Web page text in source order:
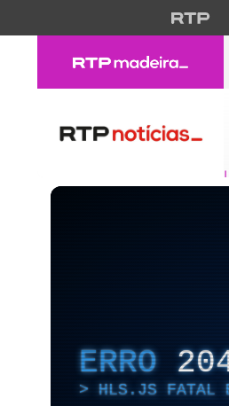
ERRO
HLS.JS FATAL